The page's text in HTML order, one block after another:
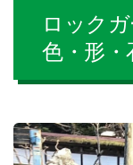
ロック
色・形・